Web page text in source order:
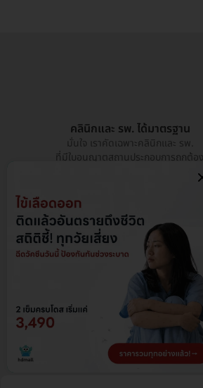
คลินิกและ รพ. ได้มาตรฐาน
มั่นใจ เราคัดเฉพาะคลินิกและ รพ.
ที่มีใบอนุญาตสถานประกอบการถูกต้อง
@ 2026 HDmall - สงวนลิขสิทธิ์